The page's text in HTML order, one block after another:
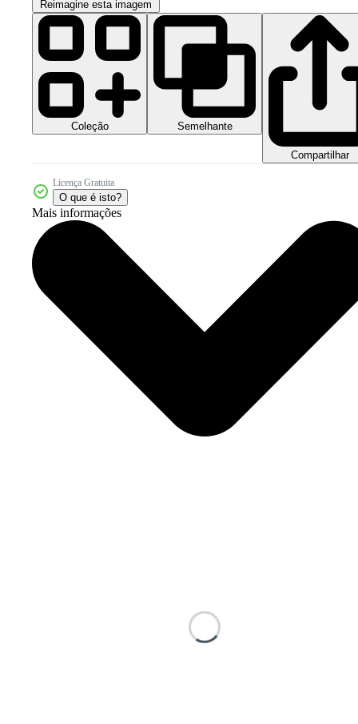
Reimagine esta imagem
Coleção Semelhante
Compartilhar
Licença Gratuita
O que é isto?
Mais informações